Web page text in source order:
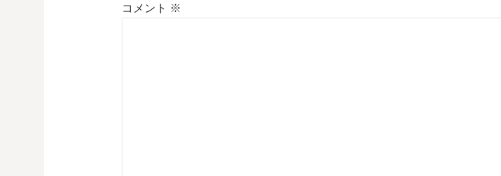
コメント ※